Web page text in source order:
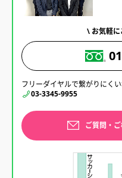
\ お気軽
フリーダイヤルで繋がりにく
03-3345-9955
ご質問・